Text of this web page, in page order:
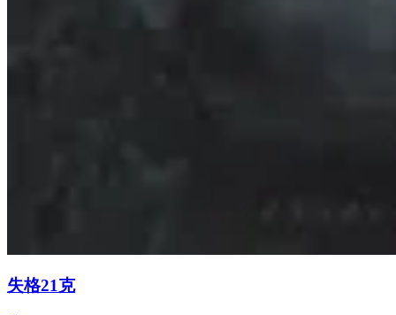
失格21克